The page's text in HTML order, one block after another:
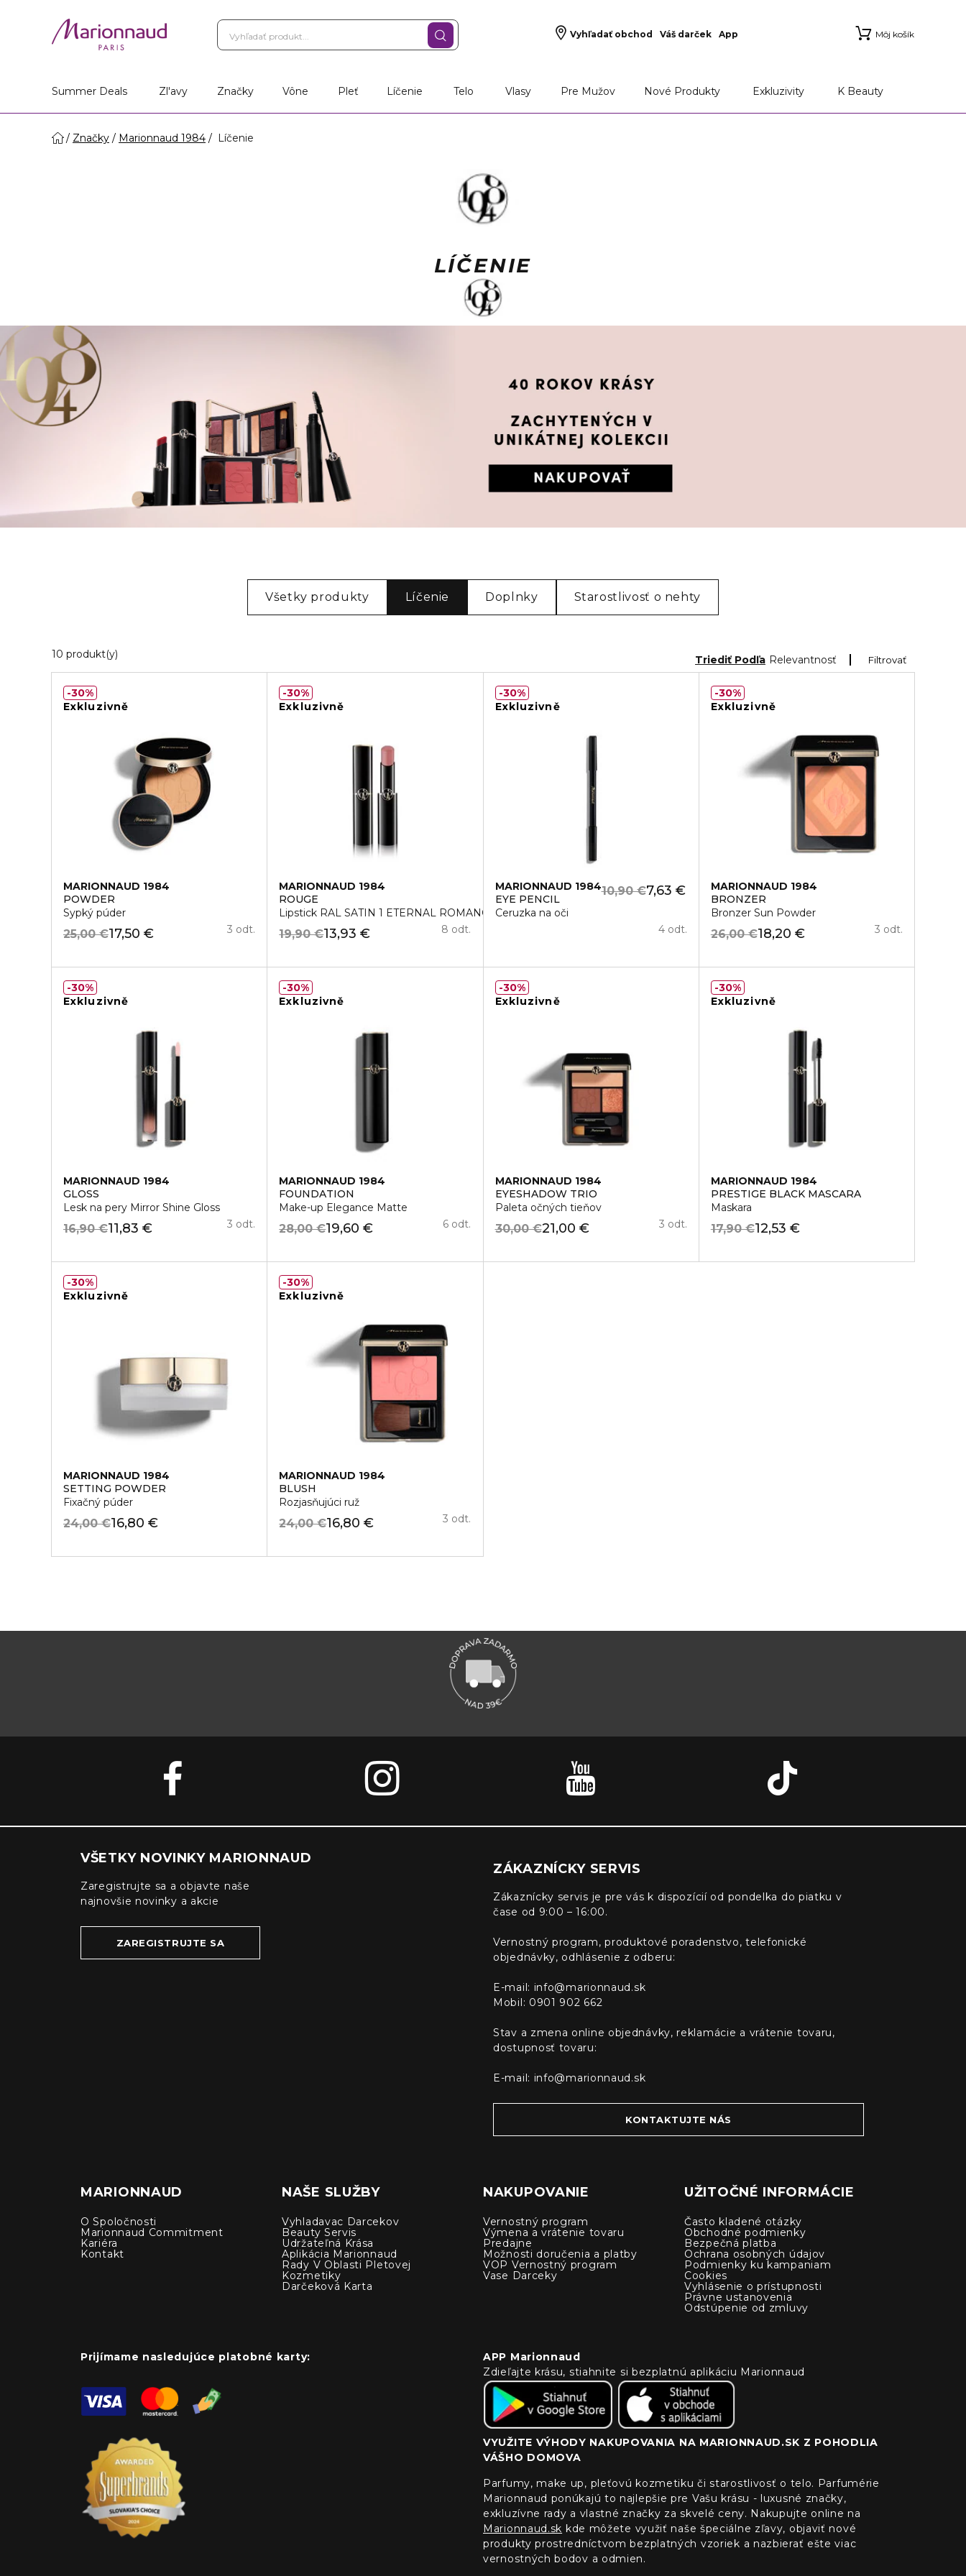
Vyhľadať obchod Váš darček App Môj košík
Summer Deals Zl'avy Značky Vône Pleť Líčenie Telo Vlasy Pre Mužov Nové Produkty Exkluzivity K Beauty
Značky Marionnaud 1984 Líčenie
LÍČENIE
Všetky produkty Líčenie Doplnky Starostlivosť o nehty
10 produkt(y) Filtrovať
Triediť Podľa Relevantnosť
Exkluzivně
MARIONNAUD 1984
POWDER
Sypký púder
17,50 €
25,00 € 3 odt.
30%
Exkluzivně
MARIONNAUD 1984
ROUGE
Lipstick RAL SATIN 1 ETERNAL ROMANCE
13,93 €
19,90 € 8 odt.
30%
Exkluzivně
MARIONNAUD 1984
EYE PENCIL
Ceruzka na oči
7,63 €
10,90 €
4 odt.
30%
Exkluzivně
MARIONNAUD 1984
BRONZER
Bronzer Sun Powder
18,20 €
26,00 € 3 odt.
30%
Exkluzivně
MARIONNAUD 1984
GLOSS
Lesk na pery Mirror Shine Gloss
11,83 €
16,90 € 3 odt.
30%
Exkluzivně
MARIONNAUD 1984
FOUNDATION
Make-up Elegance Matte
19,60 €
28,00 € 6 odt.
30%
Exkluzivně
MARIONNAUD 1984
EYESHADOW TRIO
Paleta očných tieňov
21,00 €
30,00 € 3 odt.
30%
Exkluzivně
MARIONNAUD 1984
PRESTIGE BLACK MASCARA
Maskara
12,53 €
17,90 €
30%
Exkluzivně
MARIONNAUD 1984
SETTING POWDER
Fixačný púder
16,80 €
24,00 €
30%
Exkluzivně
MARIONNAUD 1984
BLUSH
Rozjasňujúci ruž
16,80 €
24,00 € 3 odt.
30%
VŠETKY NOVINKY MARIONNAUD
Zaregistrujte sa a objavte naše
najnovšie novinky a akcie
ZAREGISTRUJTE SA
ZÁKAZNÍCKY SERVIS
Zákaznícky servis je pre vás k dispozícií od pondelka do piatku v
čase od 9:00 – 16:00.
Vernostný program, produktové poradenstvo, telefonické
objednávky, odhlásenie z odberu:
E-mail: info@marionnaud.sk
Mobil: 0901 902 662
Stav a zmena online objednávky, reklamácie a vrátenie tovaru,
dostupnosť tovaru:
E-mail: info@marionnaud.sk
KONTAKTUJTE NÁS
MARIONNAUD
O Spoločnosti
Marionnaud Commitment
Kariéra
Kontakt
NAŠE SLUŽBY
Vyhladavac Darcekov
Beauty Servis
Udržateľná Krása
Aplikácia Marionnaud
Rady V Oblasti Pletovej
Kozmetiky
Darčeková Karta
NAKUPOVANIE
Vernostný program
Výmena a vrátenie tovaru
Predajne
Možnosti doručenia a platby
VOP Vernostný program
Vase Darceky
UŽITOČNÉ INFORMÁCIE
Často kladené otázky
Obchodné podmienky
Bezpečná platba
Ochrana osobných údajov
Podmienky ku kampaniam
Cookies
Vyhlásenie o prístupnosti
Právne ustanovenia
Odstúpenie od zmluvy
Prijímame nasledujúce platobné karty:
APP Marionnaud
Zdieľajte krásu, stiahnite si bezplatnú aplikáciu Marionnaud
VYUŽITE VÝHODY NAKUPOVANIA NA MARIONNAUD.SK Z POHODLIA
VÁŠHO DOMOVA
Parfumy, make up, pleťovú kozmetiku či starostlivosť o telo. Parfumérie
Marionnaud ponúkajú to najlepšie pre Vašu krásu - luxusné značky,
exkluzívne rady a vlastné značky za skvelé ceny. Nakupujte online na
Marionnaud.sk kde môžete využiť naše špeciálne zľavy, objaviť nové
produkty prostredníctvom bezplatných vzoriek a nazbierať ešte viac
vernostných bodov a odmien.